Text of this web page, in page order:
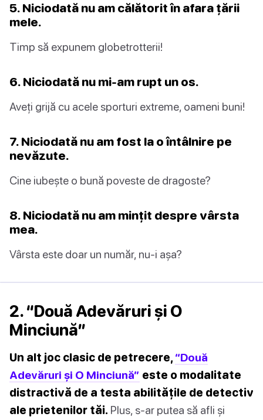
5. Niciodată nu am călătorit în afara țării
mele.
Timp să expunem globetrotterii!
6. Niciodată nu mi-am rupt un os.
Aveți grijă cu acele sporturi extreme, oameni buni!
7. Niciodată nu am fost la o întâlnire pe
nevăzute.
Cine iubește o bună poveste de dragoste?
8. Niciodată nu am mințit despre vârsta
mea.
Vârsta este doar un număr, nu-i așa?
2. “Două Adevăruri și O
Minciună”
Un alt joc clasic de petrecere, “Două
Adevăruri și O Minciună” este o modalitate
distractivă de a testa abilitățile de detectiv
ale prietenilor tăi. Plus, s-ar putea să afli și